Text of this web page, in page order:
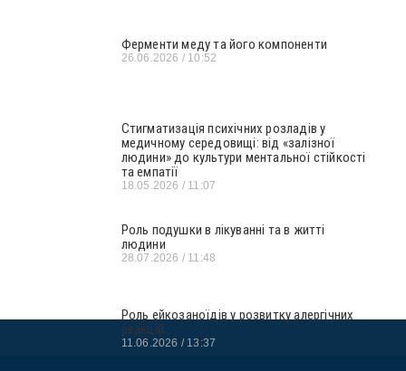
Ферменти меду та його компоненти
26.06.2026 10:52
Стигматизація психічних розладів у
медичному середовищі: від «залізної
людини» до культури ментальної стійкості
та емпатії
18.05.2026 11:07
Роль подушки в лікуванні та в житті
людини
28.07.2026 11:48
Роль ейкозаноїдів у розвитку алергічних
реакцій
11.06.2026 13:37